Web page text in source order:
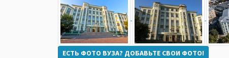
ЕСТЬ ФОТО ВУЗА? ДОБАВЬТЕ СВОИ ФОТО!